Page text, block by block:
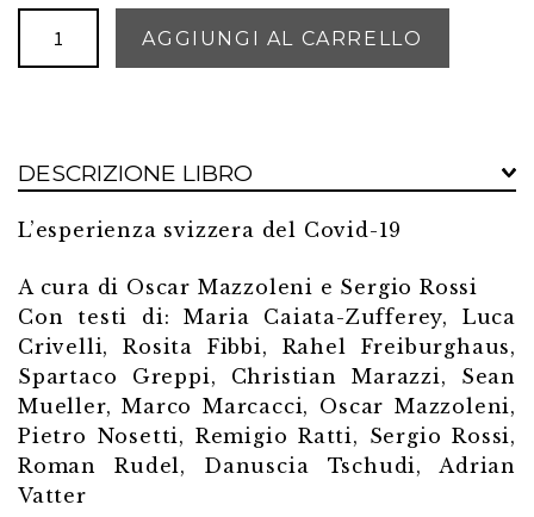
movimento
quantità
AGGIUNGI AL CARRELLO
DESCRIZIONE LIBRO
L’esperienza svizzera del Covid-19
A cura di Oscar Mazzoleni e Sergio Rossi
Con testi di: Maria Caiata-Zufferey, Luca
Crivelli, Rosita Fibbi, Rahel Freiburghaus,
Spartaco Greppi, Christian Marazzi, Sean
Mueller, Marco Marcacci, Oscar Mazzoleni,
Pietro Nosetti, Remigio Ratti, Sergio Rossi,
Roman Rudel, Danuscia Tschudi, Adrian
Vatter